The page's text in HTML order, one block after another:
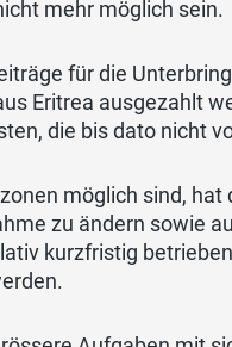
mehr möglich sein.
für die
Eritrea ausgezahlt
die bis dato nicht
möglich sind, hat
zu ändern sowie
kurzfristig